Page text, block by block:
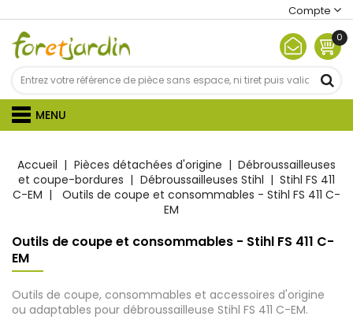
Compte
0
MENU
Accueil Pièces détachées d'origine
Débroussailleuses
et coupe-bordures
Débroussailleuses Stihl
Stihl FS 411
C-EM
Outils de coupe et consommables - Stihl FS 411 C-
EM
Outils de coupe et consommables - Stihl FS 411 C-
EM
Outils de coupe, consommables et accessoires d'origine
ou adaptables pour débroussailleuse Stihl FS 411 C-EM.